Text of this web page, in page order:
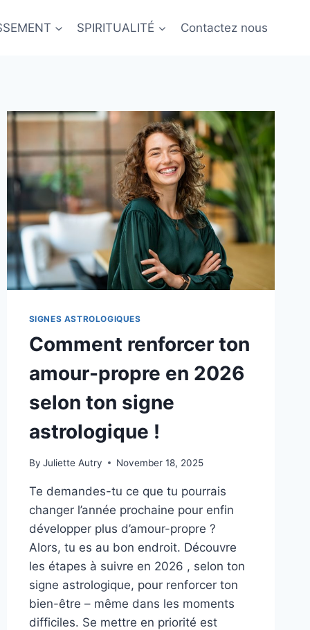
SPIRITUALITÉ Contactez nous
SIGNES ASTROLOGIQUES
Comment renforcer ton
amour-propre en 2026
selon ton signe
astrologique !
By Juliette Autry November 18, 2025
Te demandes-tu ce que tu pourrais
changer l’année prochaine pour enfin
développer plus d’amour-propre ?
Alors, tu es au bon endroit. Découvre
les étapes à suivre en 2026 , selon ton
signe astrologique, pour renforcer ton
bien-être – même dans les moments
difficiles. Se mettre en priorité est